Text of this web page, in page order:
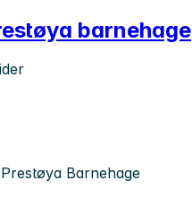
barnehage
Barnehage